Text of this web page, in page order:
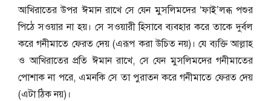
আখিরাতের উপর ঈমান রাখে সে যেন মুসলিমদের ‘ফাই’লব্ধ পশুর
পিঠে সওয়ার না হয়। সে সওয়ারী হিসাবে ব্যবহার করে তাকে দুর্বল
করে গনীমাতে ফেরত দেয় (এরূপ করা উচিত নয়)। যে ব্যক্তি আল্লাহ
ও আখিরাতের প্রতি ঈমান রাখে, সে যেন মুসলিমদের গনীমাতের
পোশাক না পরে, এমনকি সে তা পুরাতন করে গনীমাতে ফেরত দেয়
(এটা ঠিক নয়)।